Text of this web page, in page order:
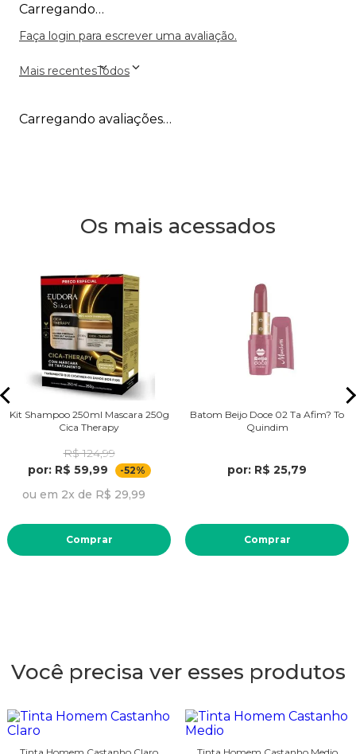
Carregando…
Faça login para escrever uma avaliação.
Mais recentesTodos
Carregando avaliações…
Os mais acessados
Kit Shampoo 250ml Mascara 250g
Cica Therapy
R$ 124,99
por: R$ 59,99
-52%
ou em 2x de R$ 29,99
Comprar
Batom Beijo Doce 02 Ta Afim? To
Quindim
por: R$ 25,79
Comprar
Você precisa ver esses produtos